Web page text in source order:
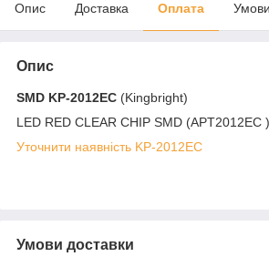
Опис Доставка Оплата
Опис
SMD KP-2012EC (Kingbright)
LED RED CLEAR CHIP SMD (APT2012EC )
Уточнити наявність KP-2012EC
Умови доставки